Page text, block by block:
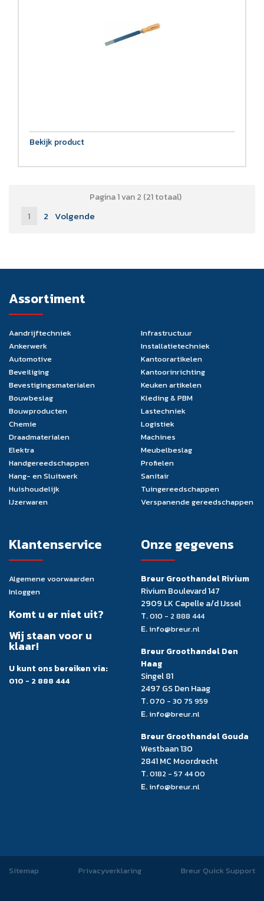
Bekijk product
Pagina 1 van 2 (21 totaal)
1 2 Volgende
Assortiment
Aandrijftechniek
Ankerwerk
Automotive
Beveiliging
Bevestigingsmaterialen
Bouwbeslag
Bouwproducten
Chemie
Draadmaterialen
Elektra
Handgereedschappen
Hang- en Sluitwerk
Huishoudelijk
IJzerwaren
Infrastructuur
Installatietechniek
Kantoorartikelen
Kantoorinrichting
Keuken artikelen
Kleding & PBM
Lastechniek
Logistiek
Machines
Meubelbeslag
Profielen
Sanitair
Tuingereedschappen
Verspanende gereedschappen
Klantenservice
Algemene voorwaarden
Inloggen
Komt u er niet uit?
Wij staan voor u
klaar!
U kunt ons bereiken via:
010 - 2 888 444
Onze gegevens
Breur Groothandel Rivium
Rivium Boulevard 147
2909 LK Capelle a/d IJssel
T.010 - 2 888 444
E. info@breur.nl
Breur Groothandel Den
Haag
Singel 81
2497 GS Den Haag
T.070 - 30 75 959
E. info@breur.nl
Breur Groothandel Gouda
Westbaan 130
2841 MC Moordrecht
T.0182 - 57 44 00
E. info@breur.nl
Sitemap Privacyverklaring Breur Quick Support